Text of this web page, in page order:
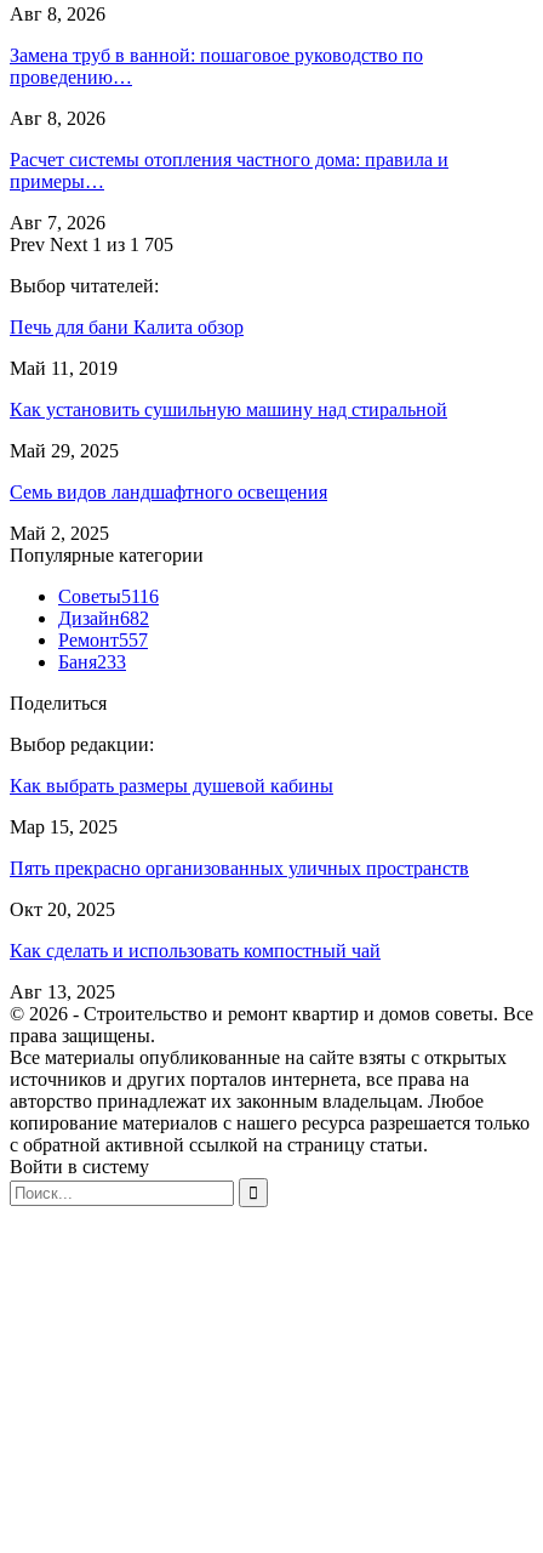
Авг 8, 2026
Замена труб в ванной: пошаговое руководство по
проведению…
Авг 8, 2026
Расчет системы отопления частного дома: правила и
примеры…
Авг 7, 2026
Prev Next 1 из 1 705
Выбор читателей:
Печь для бани Калита обзор
Май 11, 2019
Как установить сушильную машину над стиральной
Май 29, 2025
Семь видов ландшафтного освещения
Май 2, 2025
Популярные категории
Советы5116
Дизайн682
Ремонт557
Баня233
Поделиться
Выбор редакции:
Как выбрать размеры душевой кабины
Мар 15, 2025
Пять прекрасно организованных уличных пространств
Окт 20, 2025
Как сделать и использовать компостный чай
Авг 13, 2025
© 2026 - Строительство и ремонт квартир и домов советы. Все
права защищены.
Все материалы опубликованные на сайте взяты с открытых
источников и других порталов интернета, все права на
авторство принадлежат их законным владельцам. Любое
копирование материалов с нашего ресурса разрешается только
с обратной активной ссылкой на страницу статьи.
Войти в систему